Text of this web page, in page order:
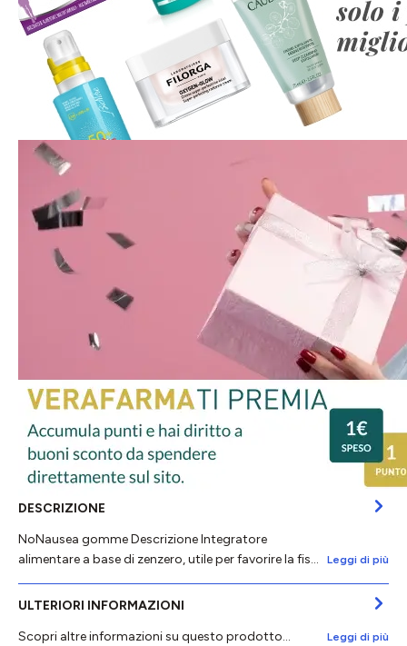
DESCRIZIONE
NoNausea gomme Descrizione Integratore
alimentare a base di zenzero, utile per favorire la fis…
Leggi di più
ULTERIORI INFORMAZIONI
Scopri altre informazioni su questo prodotto...
Leggi di più